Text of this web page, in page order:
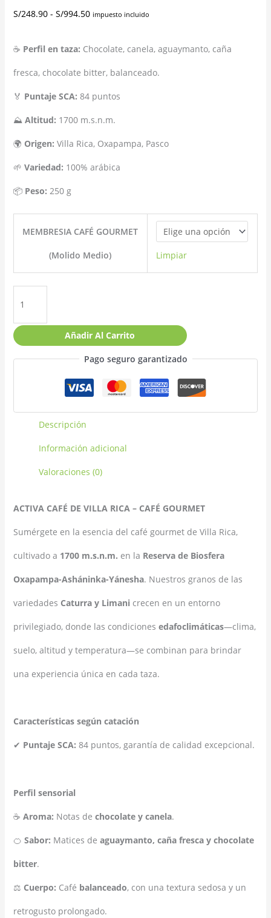
S/248.90 - S/994.50 impuesto incluido
☕ Perfil en taza: Chocolate, canela, aguaymanto, caña
fresca, chocolate bitter, balanceado.
🏅 Puntaje SCA: 84 puntos
⛰ Altitud: 1700 m.s.n.m.
🌍 Origen: Villa Rica, Oxapampa, Pasco
🌱 Variedad: 100% arábica
📦 Peso: 250 g
MEMBRESIA CAFÉ GOURMET
(Molido Medio) Limpiar
Añadir Al Carrito
Pago seguro garantizado
Descripción
Información adicional
Valoraciones (0)
ACTIVA CAFÉ DE VILLA RICA – CAFÉ GOURMET
Sumérgete en la esencia del café gourmet de Villa Rica,
cultivado a 1700 m.s.n.m. en la Reserva de Biosfera
Oxapampa-Asháninka-Yánesha. Nuestros granos de las
variedades Caturra y Limani crecen en un entorno
privilegiado, donde las condiciones edafoclimáticas—clima,
suelo, altitud y temperatura—se combinan para brindar
una experiencia única en cada taza.
Características según catación
✔ Puntaje SCA: 84 puntos, garantía de calidad excepcional.
Perfil sensorial
☕ Aroma: Notas de chocolate y canela.
🍊 Sabor: Matices de aguaymanto, caña fresca y chocolate
bitter.
⚖ Cuerpo: Café balanceado, con una textura sedosa y un
retrogusto prolongado.